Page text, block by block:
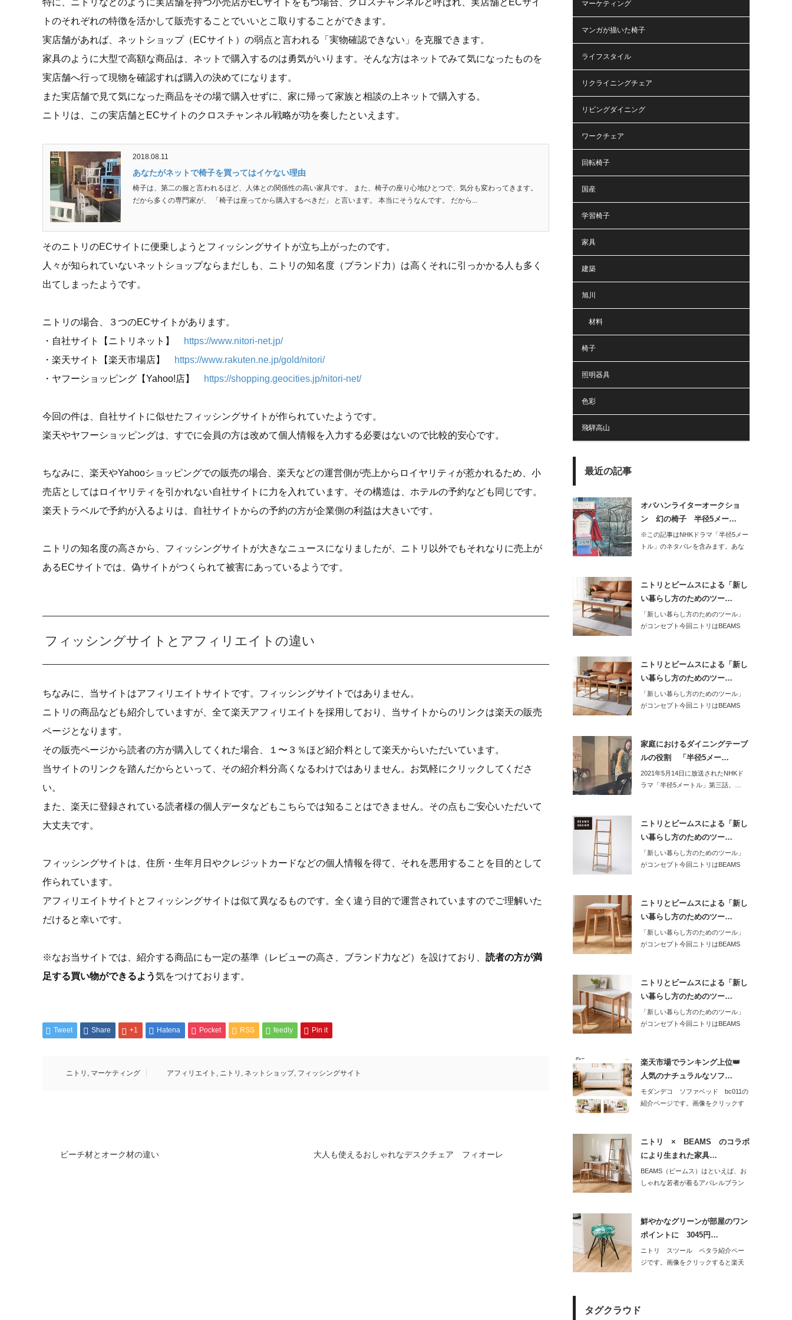
特に、ニトリなどのように実店舗を持つ小売店がECサイトをもつ場合、クロスチャンネルと呼ばれ、実店舗とECサイ
トのそれぞれの特徴を活かして販売することでいいとこ取りすることができます。
実店舗があれば、ネットショップ（ECサイト）の弱点と言われる「実物確認できない」を克服できます。
家具のように大型で高額な商品は、ネットで購入するのは勇気がいります。そんな方はネットでみて気になったものを
実店舗へ行って現物を確認すれば購入の決めてになります。
また実店舗で見て気になった商品をその場で購入せずに、家に帰って家族と相談の上ネットで購入する。
ニトリは、この実店舗とECサイトのクロスチャンネル戦略が功を奏したといえます。
2018.08.11
あなたがネットで椅子を買ってはイケない理由
椅子は、第二の服と言われるほど、人体との関係性の高い家具です。 また、椅子の座り心地ひとつで、気分も変わってきます。
だから多くの専門家が、 「椅子は座ってから購入するべきだ」 と言います。 本当にそうなんです。 だから...
そのニトリのECサイトに便乗しようとフィッシングサイトが立ち上がったのです。
人々が知られていないネットショップならまだしも、ニトリの知名度（ブランド力）は高くそれに引っかかる人も多く
出てしまったようです。
ニトリの場合、３つのECサイトがあります。
・自社サイト【ニトリネット】
https://www.nitori-net.jp/
・楽天サイト【楽天市場店】
https://www.rakuten.ne.jp/gold/nitori/
・ヤフーショッピング【Yahoo!店】
https://shopping.geocities.jp/nitori-net/
今回の件は、自社サイトに似せたフィッシングサイトが作られていたようです。
楽天やヤフーショッピングは、すでに会員の方は改めて個人情報を入力する必要はないので比較的安心です。
ちなみに、楽天やYahooショッピングでの販売の場合、楽天などの運営側が売上からロイヤリティが惹かれるため、小
売店としてはロイヤリティを引かれない自社サイトに力を入れています。その構造は、ホテルの予約なども同じです。
楽天トラベルで予約が入るよりは、自社サイトからの予約の方が企業側の利益は大きいです。
ニトリの知名度の高さから、フィッシングサイトが大きなニュースになりましたが、ニトリ以外でもそれなりに売上が
あるECサイトでは、偽サイトがつくられて被害にあっているようです。
フィッシングサイトとアフィリエイトの違い
ちなみに、当サイトはアフィリエイトサイトです。フィッシングサイトではありません。
ニトリの商品なども紹介していますが、全て楽天アフィリエイトを採用しており、当サイトからのリンクは楽天の販売
ページとなります。
その販売ページから読者の方が購入してくれた場合、１〜３％ほど紹介料として楽天からいただいています。
当サイトのリンクを踏んだからといって、その紹介料分高くなるわけではありません。お気軽にクリックしてくださ
い。
また、楽天に登録されている読者様の個人データなどもこちらでは知ることはできません。その点もご安心いただいて
大丈夫です。
フィッシングサイトは、住所・生年月日やクレジットカードなどの個人情報を得て、それを悪用することを目的として
作られています。
アフィリエイトサイトとフィッシングサイトは似て異なるものです。全く違う目的で運営されていますのでご理解いた
だけると幸いです。
※なお当サイトでは、紹介する商品にも一定の基準（レビューの高さ、ブランド力など）を設けており、 読者の方が満
足する買い物ができるよう気をつけております。
Tweet Share +1 Hatena Pocket RSS feedly Pin it
ニトリ , マーケティング アフィリエイト , ニトリ , ネットショップ, フィッシングサイト
ビーチ材とオーク材の違い 大人も使えるおしゃれなデスクチェア フィオーレ
マーケティング
マンガが描いた椅子
ライフスタイル
リクライニングチェア
リビングダイニング
ワークチェア
回転椅子
国産
学習椅子
家具
建築
旭川
材料
椅子
照明器具
色彩
飛騨高山
最近の記事
オバハンライターオークショ
ン 幻の椅子 半径5メー…
※この記事はNHKドラマ「半径5メー
トル」のネタバレを含みます。あな
ニトリとビームスによる「新し
い暮らし方のためのツー…
「新しい暮らし方のためのツール」
がコンセプト今回ニトリはBEAMS
ニトリとビームスによる「新し
い暮らし方のためのツー…
「新しい暮らし方のためのツール」
がコンセプト今回ニトリはBEAMS
家庭におけるダイニングテーブ
ルの役割 「半径5メー…
2021年5月14日に放送されたNHKド
ラマ「半径5メートル」第三話。…
ニトリとビームスによる「新し
い暮らし方のためのツー…
「新しい暮らし方のためのツール」
がコンセプト今回ニトリはBEAMS
ニトリとビームスによる「新し
い暮らし方のためのツー…
「新しい暮らし方のためのツール」
がコンセプト今回ニトリはBEAMS
ニトリとビームスによる「新し
い暮らし方のためのツー…
「新しい暮らし方のためのツール」
がコンセプト今回ニトリはBEAMS
楽天市場でランキング上位👑
人気のナチュラルなソフ…
モダンデコ ソファベッド bc011の
紹介ページです。画像をクリックす
ニトリ × BEAMS のコラボ
により生まれた家具…
BEAMS（ビームス）はといえば、お
しゃれな若者が着るアパレルブラン
鮮やかなグリーンが部屋のワン
ポイントに 3045円…
ニトリ スツール ペタラ紹介ペー
ジです。画像をクリックすると楽天
タグクラウド